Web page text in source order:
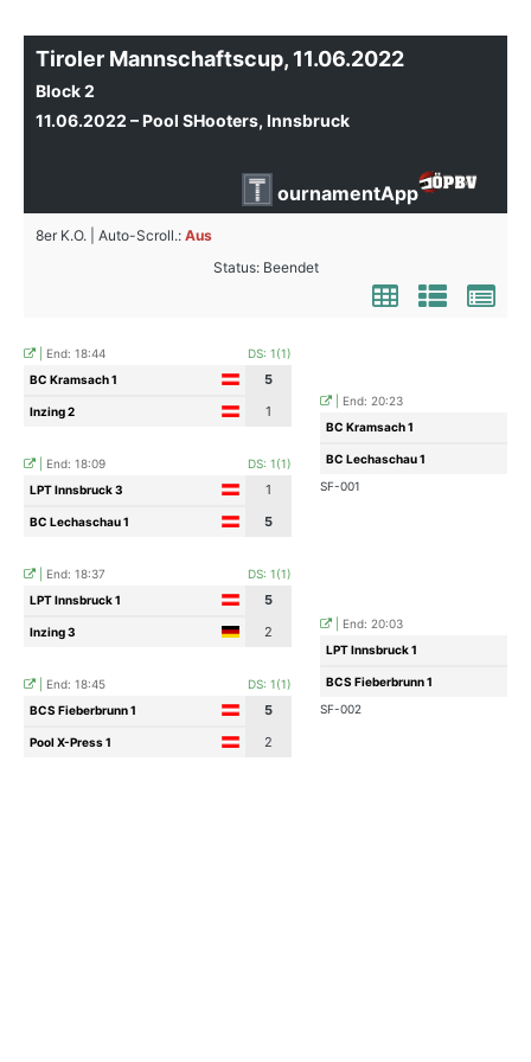
Tiroler Mannschaftscup, 11.06.2022
Block 2
11.06.2022 – Pool SHooters, Innsbruck
ournamentApp
8er K.O. | Auto-Scroll.: Aus
Status: Beendet